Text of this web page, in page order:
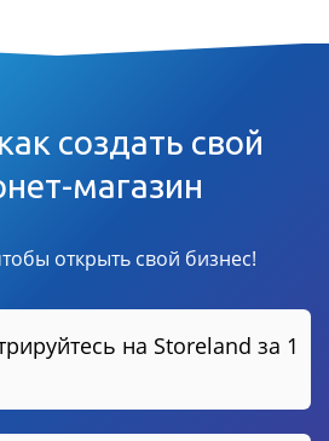
создать свой
магазин
открыть свой бизнес!
на Storeland за 1